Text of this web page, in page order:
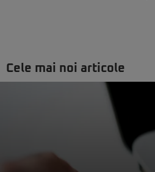
Cele mai noi articole